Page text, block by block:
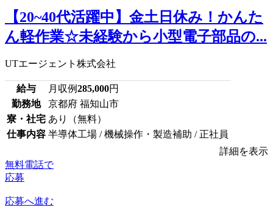
【20~40代活躍中】金土日休み！かんた
ん軽作業☆未経験から小型電子部品の...
UTエージェント株式会社
給与 月収例285,000円
勤務地
京都府 福知山市
寮・社宅 あり（無料）
仕事内容 半導体工場 / 機械操作・製造補助 / 正社員
詳細を表示
無料電話で
応募
応募へ進む